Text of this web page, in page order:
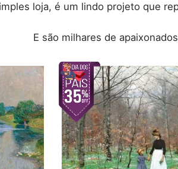
loja, é um lindo projeto que
E são milhares de